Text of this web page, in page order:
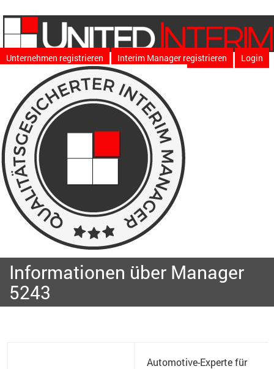
Unternehmen registrieren Interim Manager registrieren Login
Informationen über Manager
5243
Automotive-Experte für